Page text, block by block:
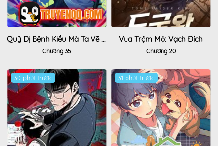
Quỷ Dị Bệnh Kiều Mà Ta Vẽ Thành Thật Rồi
Chương 35
Vua Trộm Mộ: Vạch Đích
Chương 20
30 phút trước 31 phút trước Hot